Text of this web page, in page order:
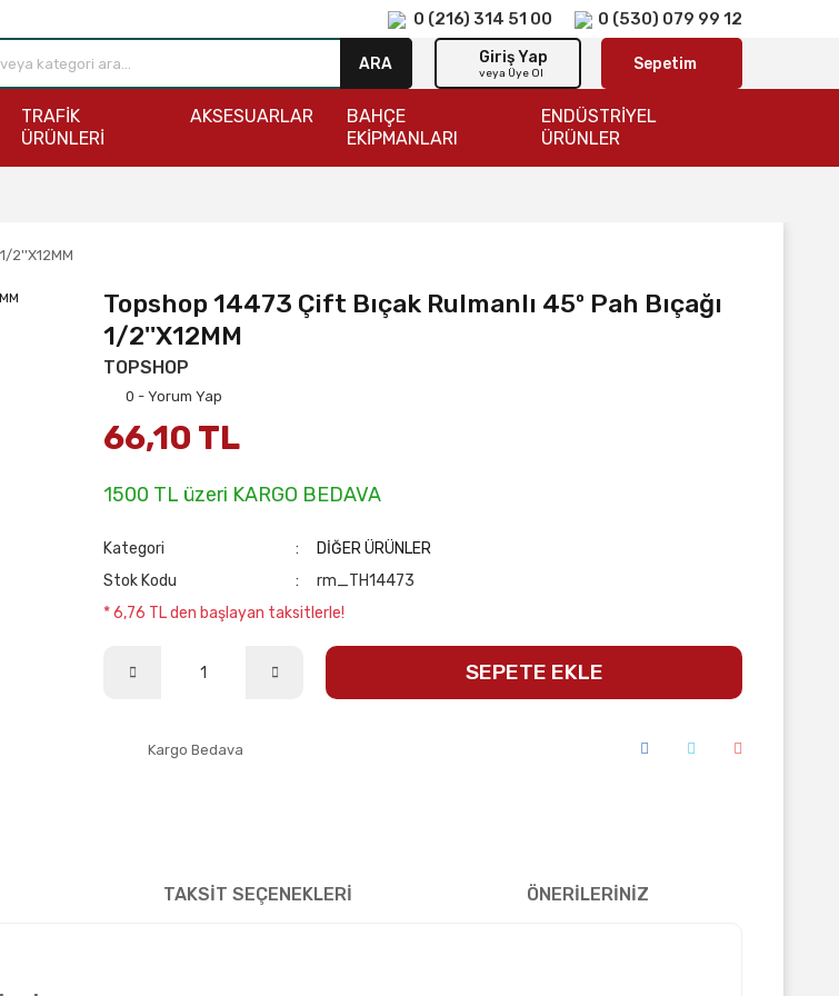
0 (216) 314 51 00 0 (530) 079 99 12
ARA Giriş Yap
veya Üye Ol Sepetim
TRAFİK
ÜRÜNLERİ
AKSESUARLAR
BAHÇE
EKİPMANLARI
ENDÜSTRİYEL
ÜRÜNLER
2''X12MM
Topshop 14473 Çift Bıçak Rulmanlı 45º Pah Bıçağı
1/2''X12MM
TOPSHOP
0 - Yorum Yap
66,10 TL
1500 TL üzeri KARGO BEDAVA
Kategori
DİĞER ÜRÜNLER
Stok Kodu
rm_TH14473
* 6,76 TL den başlayan taksitlerle!
SEPETE EKLE
Kargo Bedava
TAKSİT SEÇENEKLERİ ÖNERİLERİNİZ